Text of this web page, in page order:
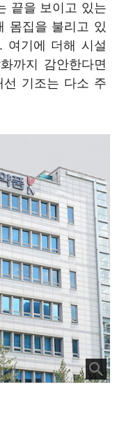
끝을 보이고 있는
몸집을 불리고 있
여기에 더해 시설
까지 감안한다면
기조는 다소 주